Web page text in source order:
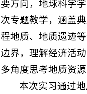
要方向，地球科学
次专题教学，涵盖
程地质、地质遗迹
边界，理解经济活
多角度思考地质资
本次实习通过